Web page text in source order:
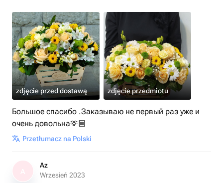
zdjęcie przed dostawą zdjęcie przedmiotu
Большое спасибо .Заказываю не первый раз уже и
очень довольна🫶🏼
Przetłumacz na Polski
Az
Wrzesień 2023